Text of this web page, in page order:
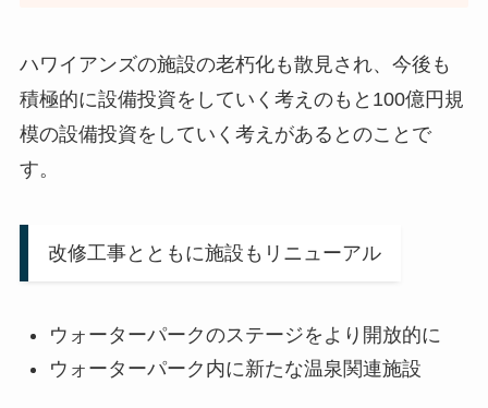
ハワイアンズの施設の老朽化も散見され、今後も
積極的に設備投資をしていく考えのもと100億円規
模の設備投資をしていく考えがあるとのことで
す。
改修工事とともに施設もリニューアル
ウォーターパークのステージをより開放的に
ウォーターパーク内に新たな温泉関連施設